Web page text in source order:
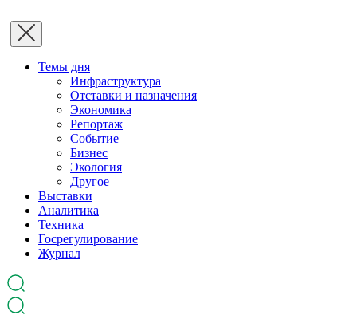
Темы дня
Инфраструктура
Отставки и назначения
Экономика
Репортаж
Событие
Бизнес
Экология
Другое
Выставки
Аналитика
Техника
Госрегулирование
Журнал